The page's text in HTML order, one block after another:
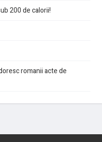
200 de calorii!
romanii acte de